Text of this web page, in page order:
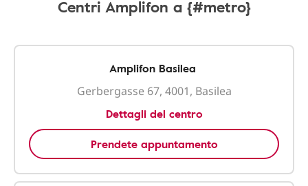
Centri Amplifon a {#metro}
Amplifon Basilea
Gerbergasse 67, 4001, Basilea
Dettagli del centro
Prendete appuntamento